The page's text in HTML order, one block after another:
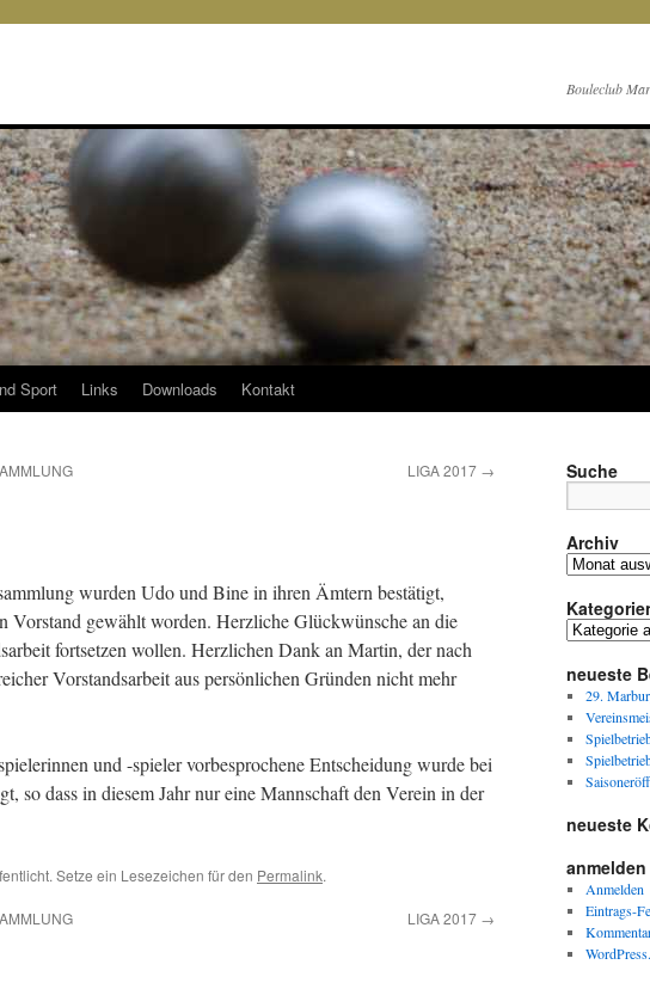
Bouleclub
Sport Links Downloads Kontakt
LIGA 2017 →
wurden Udo und Bine in ihren Ämtern bestätigt,
Vorstand gewählt worden. Herzliche Glückwünsche an die
fortsetzen wollen. Herzlichen Dank an Martin, der nach
Vorstandsarbeit aus persönlichen Gründen nicht mehr
und -spieler vorbesprochene Entscheidung wurde bei
so dass in diesem Jahr nur eine Mannschaft den Verein in der
Setze ein Lesezeichen für den Permalink.
LIGA 2017 →
Suche
Archiv
Archiv
Kategorien
neueste
29.
neueste
anmelden
Anmelden
Eintrags-